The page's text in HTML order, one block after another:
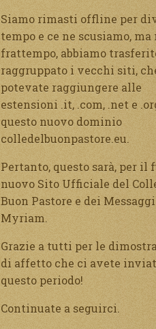
Siamo rimasti offline per
tempo e ce ne scusiamo, ma
frattempo, abbiamo
raggruppato i vecchi siti,
potevate raggiungere alle
estensioni .it, .com, .net e
questo nuovo dominio
colledelbuonpastore.eu.
Pertanto, questo sarà, per il
nuovo Sito Ufficiale del
Buon Pastore e dei
Myriam.
Grazie a tutti per le
di affetto che ci avete
questo periodo!
Continuate a seguirci.